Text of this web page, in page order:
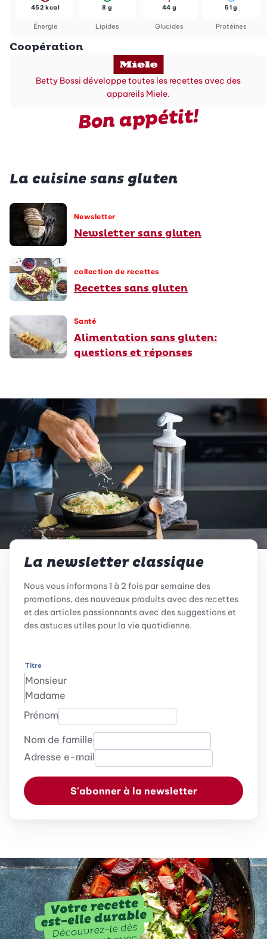
Énergie
452 kcal
Lipides
8 g
Glucides
44 g
Protéines
51 g
Coopération
Betty Bossi développe toutes les recettes avec des
appareils Miele.
Bon appétit!
La cuisine sans gluten
Newsletter
Newsletter sans gluten
collection de recettes
Recettes sans gluten
Santé
Alimentation sans gluten:
questions et réponses
La newsletter classique
Nous vous informons 1 à 2 fois par semaine des
promotions, des nouveaux produits avec des recettes
et des articles passionnants avec des suggestions et
des astuces utiles pour la vie quotidienne.
Titre
Monsieur
Madame
Prénom
Nom de famille
Adresse e-mail
S'abonner à la newsletter